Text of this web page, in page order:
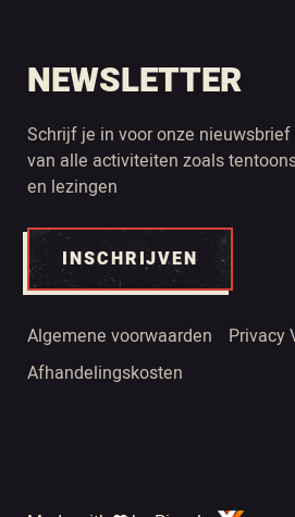
NEWSLETTER
Schrijf je in voor onze
van alle activiteiten zoals
en lezingen
INSCHRIJVEN
Algemene voorwaarden
Privacy
Afhandelingskosten